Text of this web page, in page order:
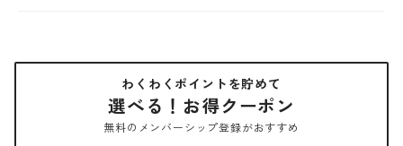
わくわくポイントを貯めて
選べる！お得クーポン
無料のメンバーシップ登録がおすすめ